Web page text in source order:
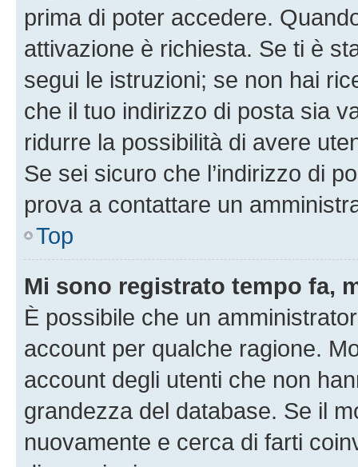
prima di poter accedere.
attivazione è richiesta. Se ti è
segui le istruzioni; se non hai
che il tuo indirizzo di posta sia
ridurre la possibilità di avere
Se sei sicuro che l’indirizzo di
prova a contattare un
Top
Mi sono registrato tempo fa,
È possibile che un
account per qualche ragione.
account degli utenti che non
grandezza del database. Se il
nuovamente e cerca di farti